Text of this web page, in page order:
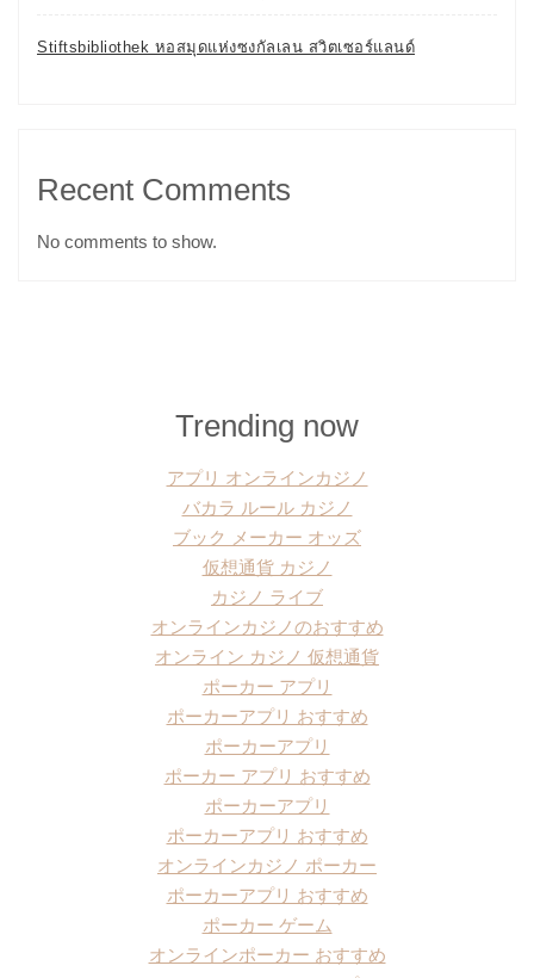
Stiftsbibliothek หอสมุดแห่งซงกัลเลน สวิตเซอร์แลนด์
Recent Comments
No comments to show.
Trending now
アプリ オンラインカジノ
バカラ ルール カジノ
ブック メーカー オッズ
仮想通貨 カジノ
カジノ ライブ
オンラインカジノのおすすめ
オンライン カジノ 仮想通貨
ポーカー アプリ
ポーカーアプリ おすすめ
ポーカーアプリ
ポーカー アプリ おすすめ
ポーカーアプリ
ポーカーアプリ おすすめ
オンラインカジノ ポーカー
ポーカーアプリ おすすめ
ポーカー ゲーム
オンラインポーカー おすすめ